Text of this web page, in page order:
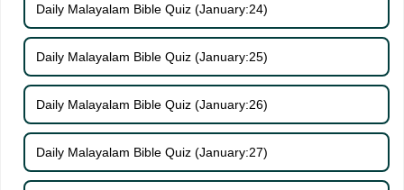
Daily Malayalam Bible Quiz (January:24)
Daily Malayalam Bible Quiz (January:25)
Daily Malayalam Bible Quiz (January:26)
Daily Malayalam Bible Quiz (January:27)